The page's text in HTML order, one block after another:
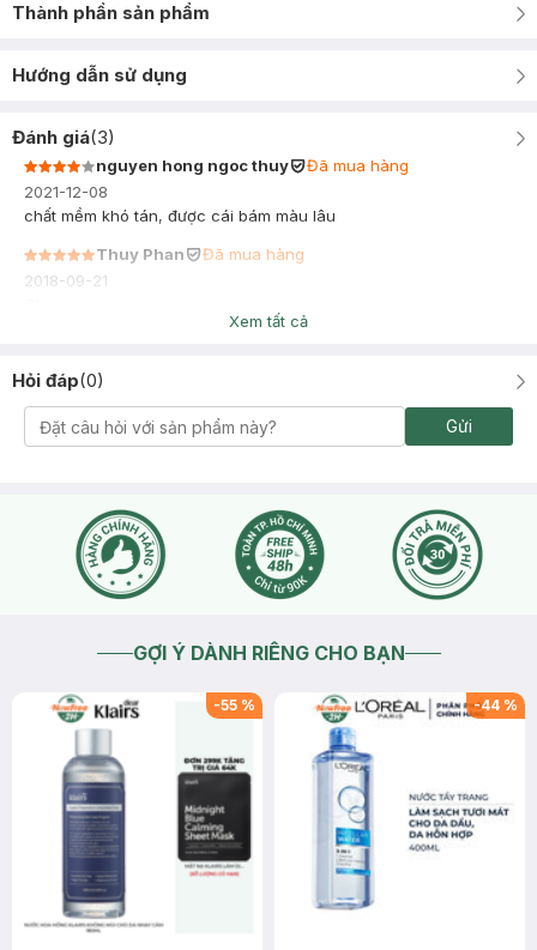
Thành phần sản phẩm
Hướng dẫn sử dụng
Đánh giá(3)
nguyen hong ngoc thuy
Đã mua hàng
2021-12-08
chất mềm khó tán, được cái bám màu lâu
Thuy Phan
Đã mua hàng
2018-09-21
Xem tất cả
Hỏi đáp(0)
Gửi
GỢI Ý DÀNH RIÊNG CHO BẠN
-55 % -44 %